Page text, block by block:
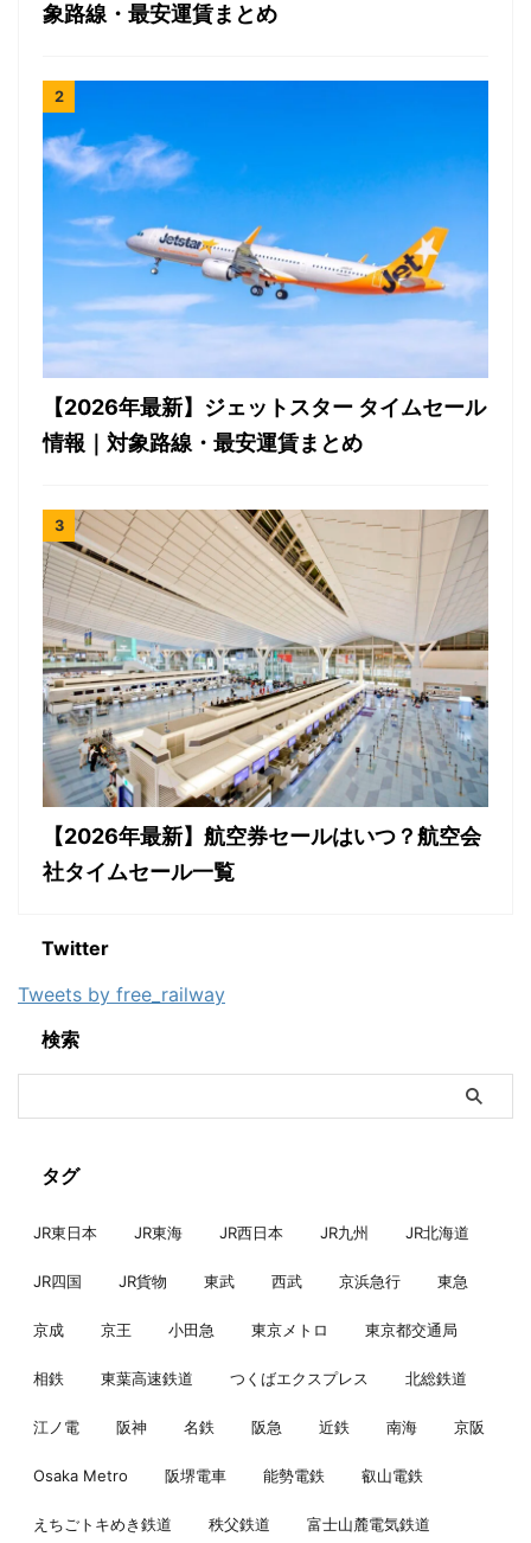
象路線・最安運賃まとめ
【2026年最新】ジェットスター タイムセール
情報｜対象路線・最安運賃まとめ
【2026年最新】航空券セールはいつ？航空会
社タイムセール一覧
Twitter
Tweets by free_railway
検索
タグ
JR東日本 JR東海 JR西日本 JR九州 JR北海道
JR四国 JR貨物 東武 西武 京浜急行 東急
京成 京王 小田急 東京メトロ 東京都交通局
相鉄 東葉高速鉄道 つくばエクスプレス 北総鉄道
江ノ電 阪神 名鉄 阪急 近鉄 南海 京阪
Osaka Metro 阪堺電車 能勢電鉄 叡山電鉄
えちごトキめき鉄道 秩父鉄道 富士山麓電気鉄道